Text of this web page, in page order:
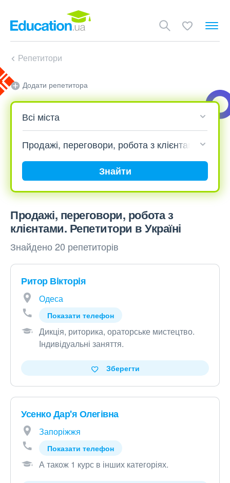
Репетитори
Додати репетитора
Знайти
Продажі, переговори, робота з
клієнтами. Репетитори в Україні
Знайдено 20 репетиторів
Ритор Вiкторiя
Одеса
Показати телефон
Дикція, риторика, ораторське мистецтво.
Індивідуальні заняття.
Зберегти
Усенко Дар'я Олегівна
Запоріжжя
Показати телефон
А також 1 курс в інших категоріях.